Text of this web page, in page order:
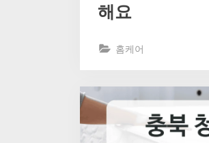
해요
홈케어